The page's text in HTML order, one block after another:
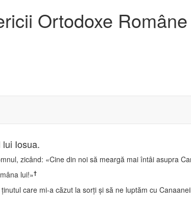
Ortodoxe Române
Iosua.
zicând: «Cine din noi să meargă mai întâi asupra
lui!»†
care mi-a căzut la sorţi şi să ne luptăm cu